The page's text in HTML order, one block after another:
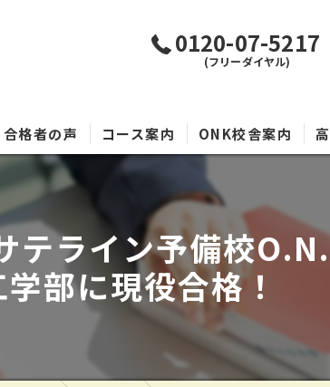
0120-07-5217
(フリーダイヤル)
合格者の声 コース案内 ONK校舎案内
テライン予備校
部に現役合格！